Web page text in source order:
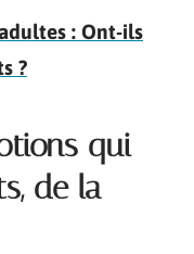
: Ont-ils
?
qui
de la